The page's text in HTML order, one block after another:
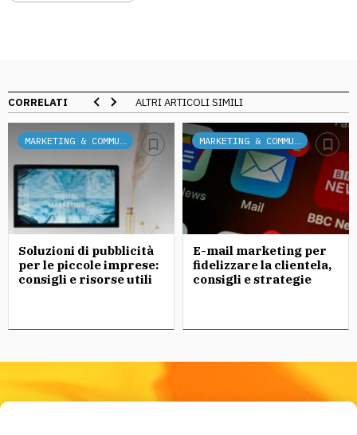
CORRELATI ALTRI ARTICOLI SIMILI
MARKETING & COMMUNICATION
Soluzioni di pubblicità
per le piccole imprese:
consigli e risorse utili
MARKETING & COMMUNICATION
E-mail marketing per
fidelizzare la clientela,
consigli e strategie